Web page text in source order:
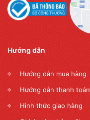
Hướng dẫn
Hướng dẫn mua hàng
Hướng dẫn thanh toán
Hình thức giao hàng